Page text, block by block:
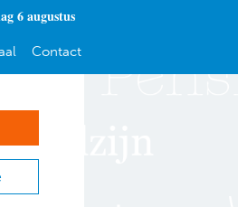
6 augustus
Contact